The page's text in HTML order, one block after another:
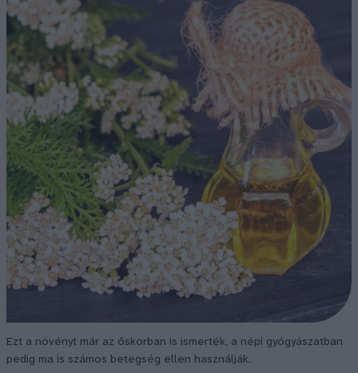
Ezt a növényt már az őskorban is ismerték, a népi gyógyászatban
pedig ma is számos betegség ellen használják.